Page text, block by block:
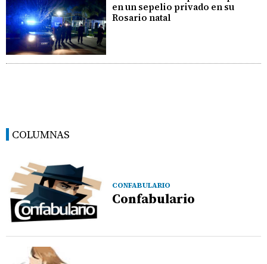
en un sepelio privado en su
Rosario natal
COLUMNAS
CONFABULARIO
Confabulario